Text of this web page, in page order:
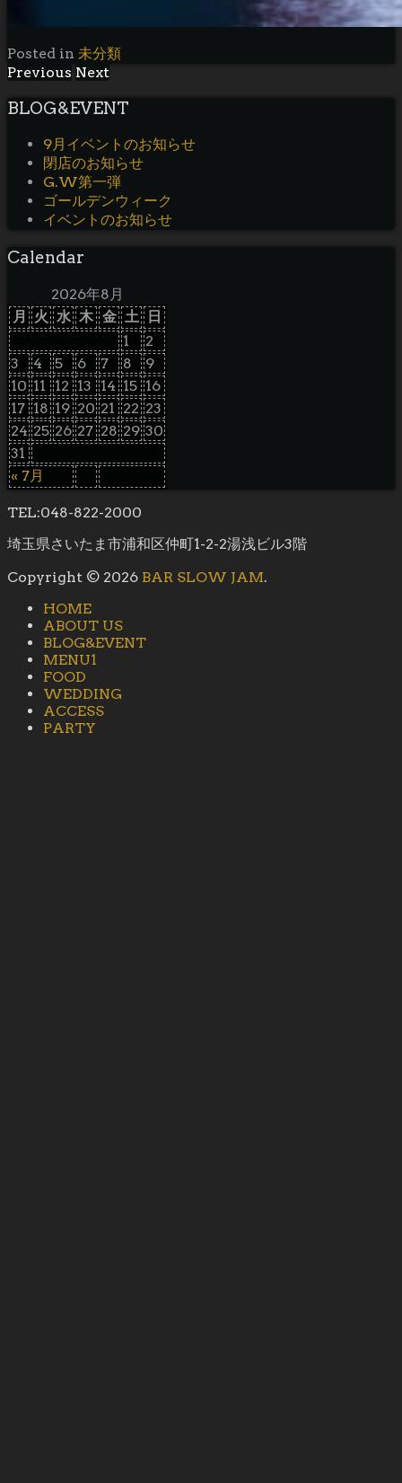
Posted in 未分類
Previous Next
BLOG&EVENT
9月イベントのお知らせ
閉店のお知らせ
G.W第一弾
ゴールデンウィーク
イベントのお知らせ
Calendar
2026年8月
月
火 水 木 金 土 日
« 7月
1
2
3
4 5 6 7 8
9
10 11 12 13 14 15 16
17 18 19 20 21 22 23
24 25 26 27 28 29 30
31
TEL:048-822-2000
埼玉県さいたま市浦和区仲町1-2-2湯浅ビル3階
Copyright © 2026 BAR SLOW JAM.
HOME
ABOUT US
BLOG&EVENT
MENU1
FOOD
WEDDING
ACCESS
PARTY